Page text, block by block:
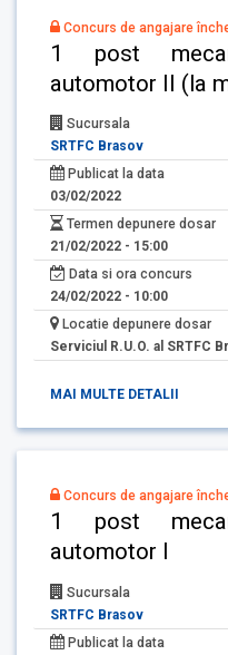
Concurs de angajare
1 post
automotor II (la
Sucursala
SRTFC Brasov
Publicat la data
03/02/2022
Termen depunere dosar
21/02/2022 - 15:00
Data si ora concurs
24/02/2022 - 10:00
Locatie depunere dosar
Serviciul R.U.O. al SRTFC
MAI MULTE DETALII
Concurs de angajare
1 post
automotor I
Sucursala
SRTFC Brasov
Publicat la data